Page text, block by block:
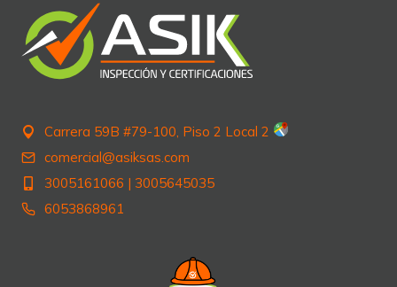
Carrera 59B #79-100, Piso 2 Local 2
comercial@asiksas.com
3005161066 | 3005645035
6053868961